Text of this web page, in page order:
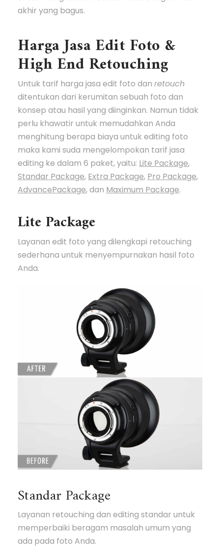
akhir yang bagus.
Harga Jasa Edit Foto &
High End Retouching
Untuk tarif harga jasa edit foto danretouch
ditentukan dari kerumitan sebuah foto dan
konsep atau hasil yang diinginkan. Namun tidak
perlu khawatir untuk memudahkan Anda
menghitung berapa biaya untuk editing foto
maka kami suda mengelompokan tarif jasa
editing ke dalam 6 paket, yaitu: Lite Package,
Standar Package, Extra Package, Pro Package,
AdvancePackage, dan Maximum Package.
Lite Package
Layanan edit foto yang dilengkapi retouching
sederhana untuk menyempurnakan hasil foto
Anda.
Standar Package
Layanan retouching dan editing standar untuk
memperbaiki beragam masalah umum yang
ada pada foto Anda.